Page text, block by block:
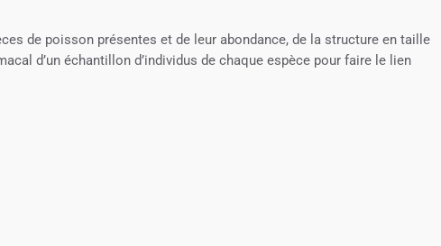
de poisson présentes et de leur abondance, de la structure en taille
d’un échantillon d’individus de chaque espèce pour faire le lien